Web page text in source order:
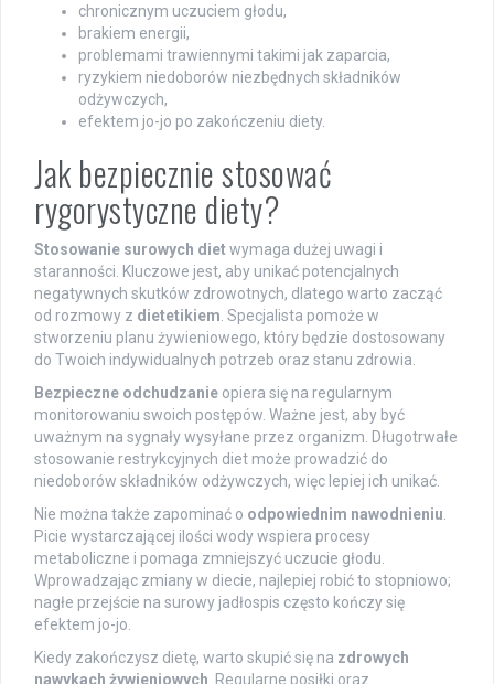
chronicznym uczuciem głodu,
brakiem energii,
problemami trawiennymi takimi jak zaparcia,
ryzykiem niedoborów niezbędnych składników
odżywczych,
efektem jo-jo po zakończeniu diety.
Jak bezpiecznie stosować
rygorystyczne diety?
Stosowanie surowych dietwymaga dużej uwagi i
staranności. Kluczowe jest, aby unikać potencjalnych
negatywnych skutków zdrowotnych, dlatego warto zacząć
od rozmowy z dietetikiem . Specjalista pomoże w
stworzeniu planu żywieniowego, który będzie dostosowany
do Twoich indywidualnych potrzeb oraz stanu zdrowia.
Bezpieczne odchudzanie opiera się na regularnym
monitorowaniu swoich postępów. Ważne jest, aby być
uważnym na sygnały wysyłane przez organizm. Długotrwałe
stosowanie restrykcyjnych diet może prowadzić do
niedoborów składników odżywczych, więc lepiej ich unikać.
Nie można także zapominać o odpowiednim nawodnieniu
Picie wystarczającej ilości wody wspiera procesy
metaboliczne i pomaga zmniejszyć uczucie głodu.
Wprowadzając zmiany w diecie, najlepiej robić to stopniowo;
nagłe przejście na surowy jadłospis często kończy się
efektem jo-jo.
Kiedy zakończysz dietę, warto skupić się na zdrowych
nawykach żywieniowych . Regularne posiłki oraz